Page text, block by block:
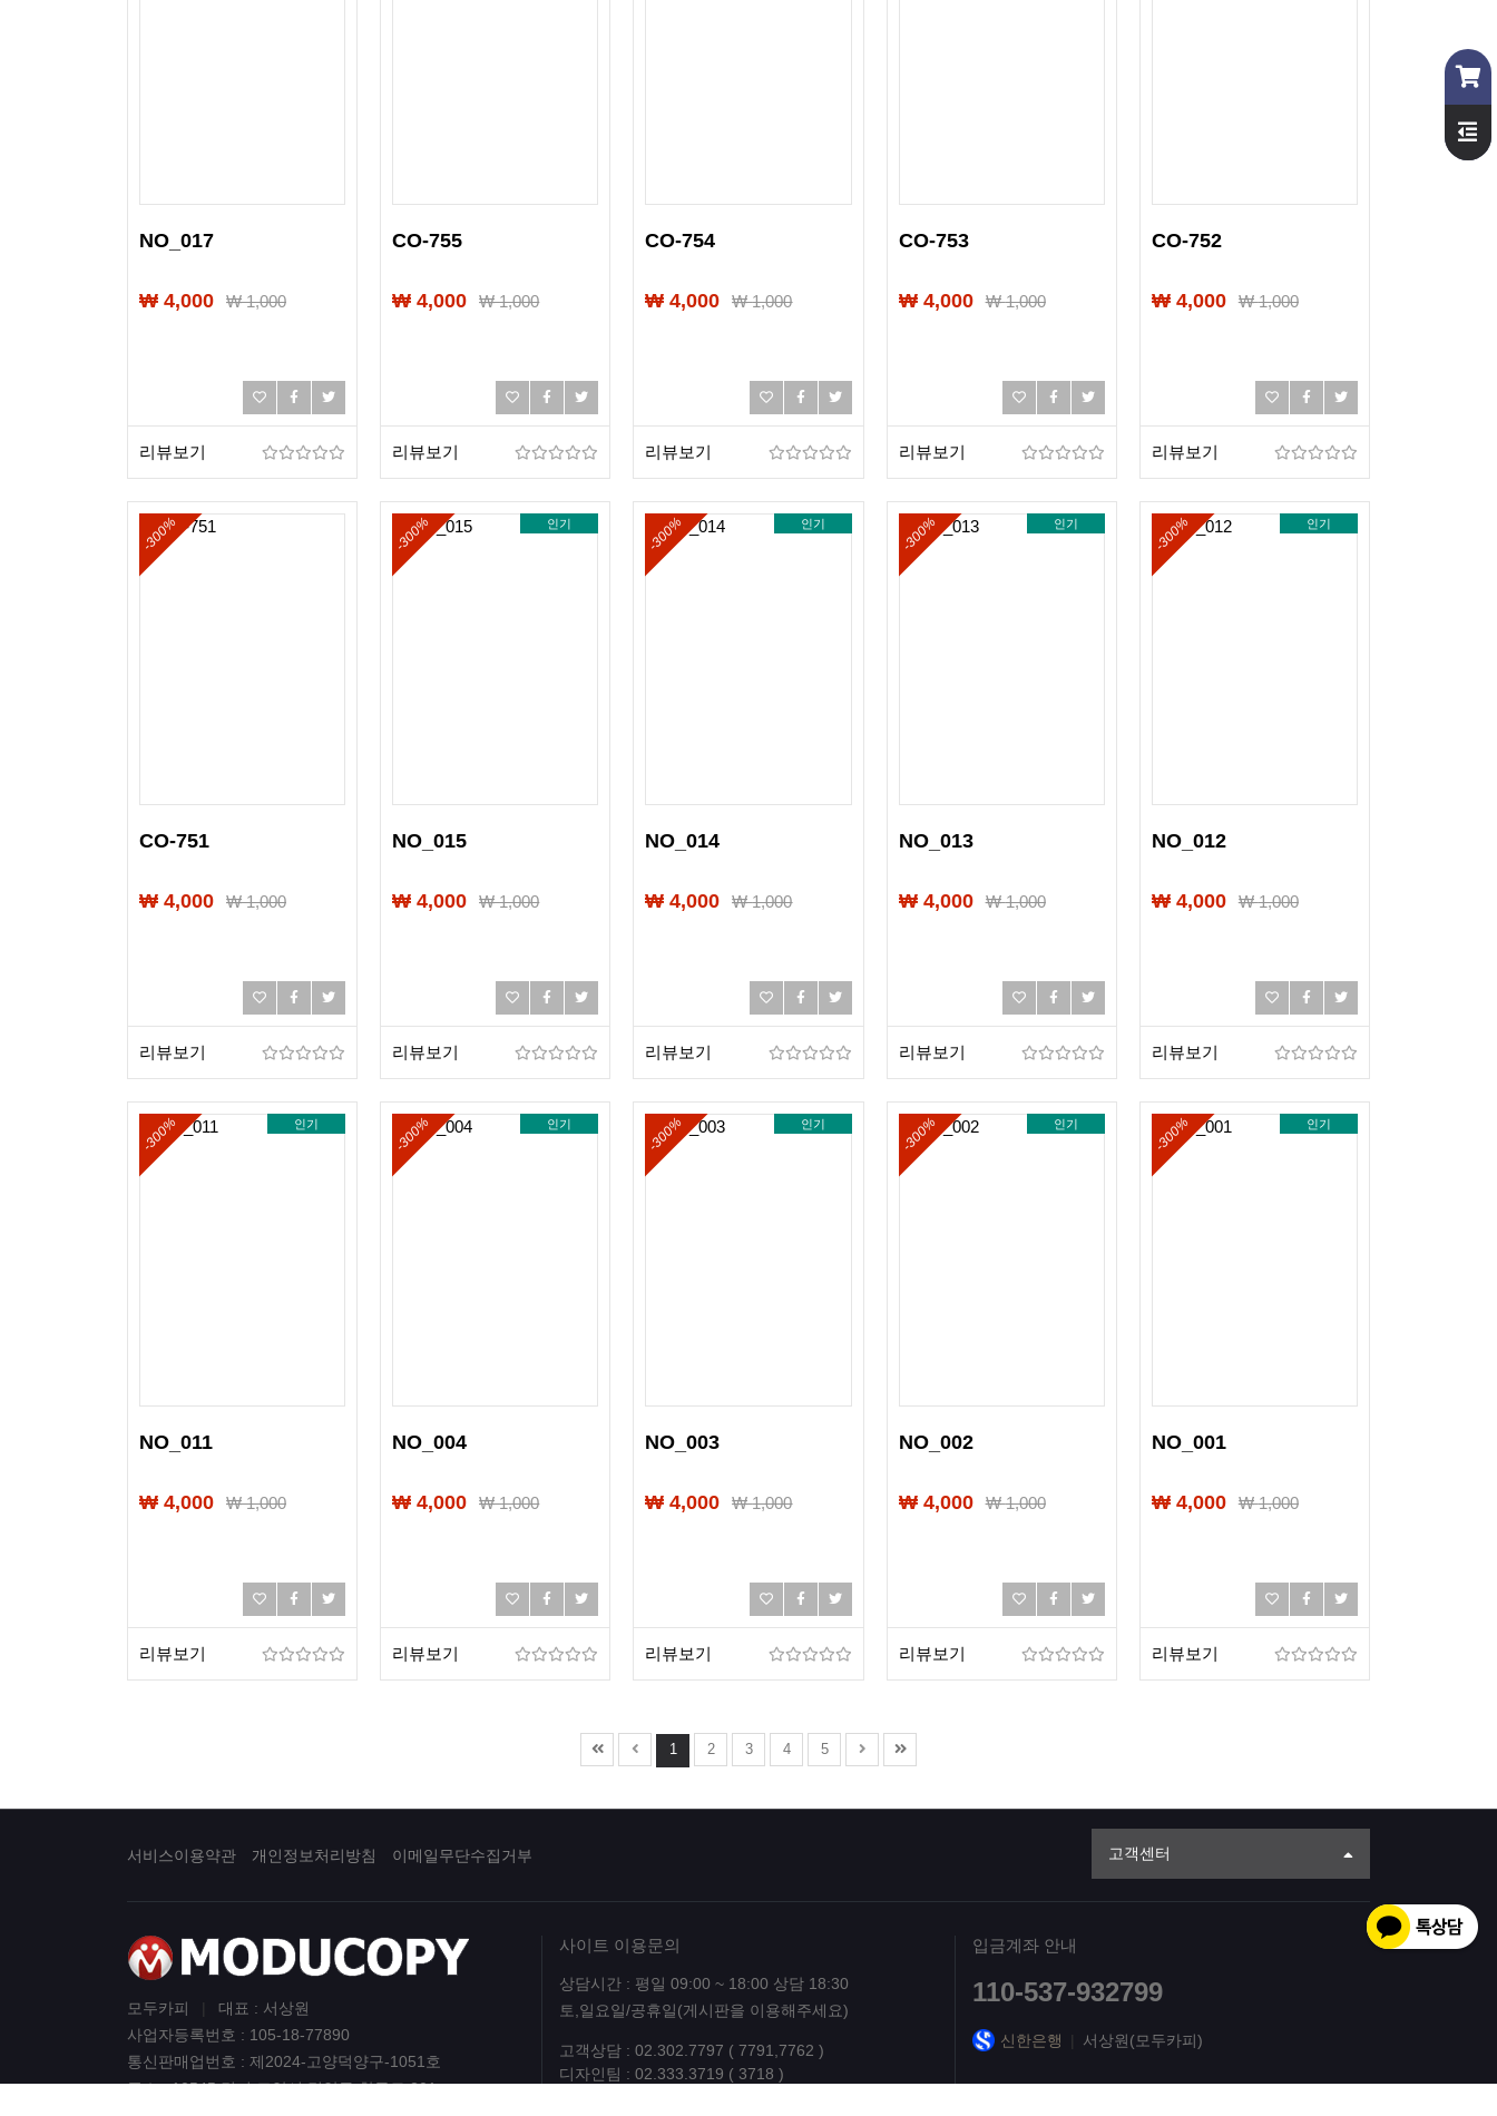
NO_017
₩ 4,000 ₩1,000
리뷰보기
CO-755
₩ 4,000 ₩1,000
리뷰보기
CO-754
₩ 4,000 ₩1,000
리뷰보기
CO-753
₩ 4,000 ₩1,000
리뷰보기
CO-752
₩ 4,000 ₩1,000
리뷰보기
-300%
CO-751
₩ 4,000 ₩1,000
리뷰보기
인기
-300%
NO_015
₩ 4,000 ₩1,000
리뷰보기
인기
-300%
NO_014
₩ 4,000 ₩1,000
리뷰보기
인기
-300%
NO_013
₩ 4,000 ₩1,000
리뷰보기
인기
-300%
NO_012
₩ 4,000 ₩1,000
리뷰보기
인기
-300%
NO_011
₩ 4,000 ₩1,000
리뷰보기
인기
-300%
NO_004
₩ 4,000 ₩1,000
리뷰보기
인기
-300%
NO_003
₩ 4,000 ₩1,000
리뷰보기
인기
-300%
NO_002
₩ 4,000 ₩1,000
리뷰보기
인기
-300%
NO_001
₩ 4,000 ₩1,000
리뷰보기
1 2 3 4 5
서비스이용약관 개인정보처리방침 이메일무단수집거부 고객센터
모두카피
대표 : 서상원
사업자등록번호 : 105-18-77890
통신판매업번호 : 제2024-고양덕양구-1051호
주소 : 10545 경기 고양시 덕양구 향동로 201
사이트 이용문의
상담시간 : 평일 09:00 ~ 18:00 상담 18:30
토,일요일/공휴일(게시판을 이용해주세요)
고객상담 : 02.302.7797 ( 7791,7762 )
디자인팀 : 02.333.3719 ( 3718 )
입금계좌 안내
110-537-932799
신한은행 서상원(모두카피)